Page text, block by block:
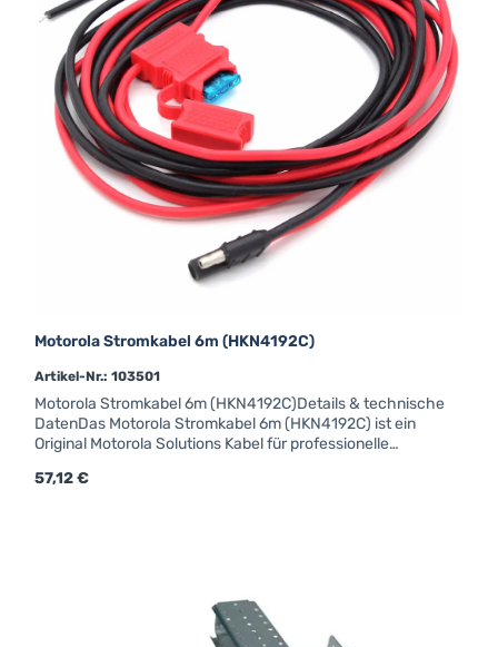
Motorola Stromkabel 6m (HKN4192C)
Artikel-Nr.: 103501
Motorola Stromkabel 6m (HKN4192C)Details & technische
DatenDas Motorola Stromkabel 6m (HKN4192C) ist ein
Original Motorola Solutions Kabel für professionelle
zertifiziertes Originalzubehör garantiert es optimale
Regulärer Preis:
57,12 €